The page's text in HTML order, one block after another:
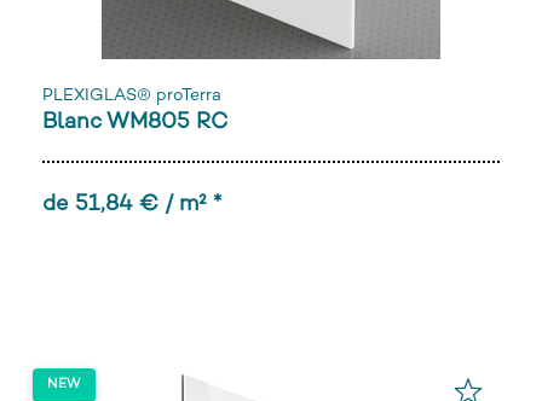
PLEXIGLAS® proTerra
Blanc WM805 RC
de 51,84 € / m² *